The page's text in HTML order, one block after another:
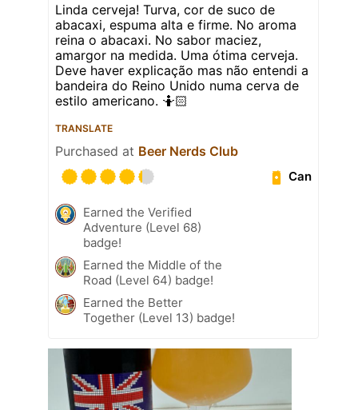
Linda cerveja! Turva, cor de suco de
abacaxi, espuma alta e firme. No aroma
reina o abacaxi. No sabor maciez,
amargor na medida. Uma ótima cerveja.
Deve haver explicação mas não entendi a
bandeira do Reino Unido numa cerva de
estilo americano. 🤷🏻
TRANSLATE
Purchased at Beer Nerds Club
Can
Earned the Verified
Adventure (Level 68)
badge!
Earned the Middle of the
Road (Level 64) badge!
Earned the Better
Together (Level 13) badge!